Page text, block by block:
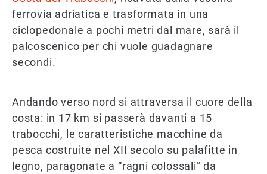
ferrovia adriatica e trasformata in una
ciclopedonale a pochi metri dal mare, sarà il
palcoscenico per chi vuole guadagnare
secondi.
Andando verso nord si attraversa il cuore della
costa: in 17 km si passerà davanti a 15
trabocchi, le caratteristiche macchine da
pesca costruite nel XII secolo su palafitte in
legno, paragonate a “ragni colossali” da